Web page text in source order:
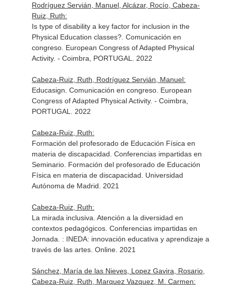
Rodríguez Servián, Manuel, Alcázar, Rocío, Cabeza-
Ruiz, Ruth:
Is type of disability a key factor for inclusion in the
Physical Education classes?. Comunicación en
congreso. European Congress of Adapted Physical
Activity. - Coimbra, PORTUGAL. 2022
Cabeza-Ruiz, Ruth, Rodríguez Servián, Manuel:
Educasign. Comunicación en congreso. European
Congress of Adapted Physical Activity. - Coimbra,
PORTUGAL. 2022
Cabeza-Ruiz, Ruth:
Formación del profesorado de Educación Física en
materia de discapacidad. Conferencias impartidas en
Seminario. Formación del profesorado de Educación
Física en materia de discapacidad. Universidad
Autónoma de Madrid. 2021
Cabeza-Ruiz, Ruth:
La mirada inclusiva. Atención a la diversidad en
contextos pedagógicos. Conferencias impartidas en
Jornada. : INEDA: innovación educativa y aprendizaje a
través de las artes. Online. 2021
Sánchez, María de las Nieves, Lopez Gavira, Rosario,
Cabeza-Ruiz, Ruth, Marquez Vazquez, M. Carmen: